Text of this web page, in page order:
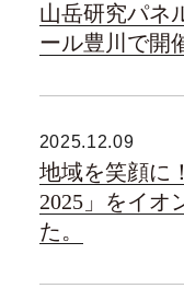
山岳研究パネ
ール豊川で開
2025.12.09
地域を笑顔に
2025」をイオ
た。